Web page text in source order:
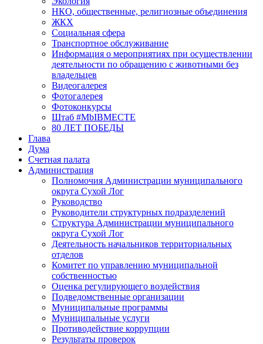
НКО, общественные, религиозные объединения
ЖКХ
Социальная сфера
Транспортное обслуживание
Информация о мероприятиях при осуществлении
деятельности по обращению с животными без
владельцев
Видеогалерея
Фотогалерея
Фотоконкурсы
Штаб #MbIBMECTE
80 ЛЕТ ПОБЕДЫ
Глава
Дума
Счетная палата
Администрация
Полномочия Администрации муниципального
округа Сухой Лог
Руководство
Руководители структурных подразделений
Структура Администрации муниципального
округа Сухой Лог
Деятельность начальников территориальных
отделов
Комитет по управлению муниципальной
собственностью
Оценка регулирующего воздействия
Подведомственные организации
Муниципальные программы
Муниципальные услуги
Противодействие коррупции
Результаты проверок